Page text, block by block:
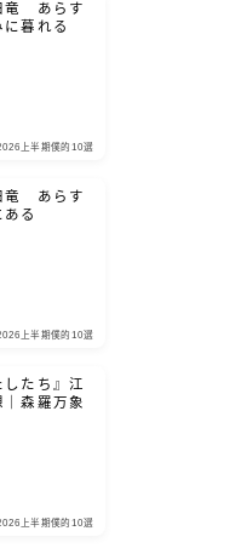
竜 あらす
暮れる
上半期僕的10選
竜 あらす
る
上半期僕的10選
たち』江
森羅万象
上半期僕的10選